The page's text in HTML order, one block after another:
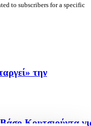
to subscribers for a specific
την
Κουτσιούντα